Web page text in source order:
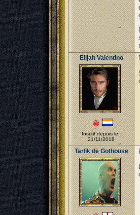
Elijah Valentino
Inscrit depuis le :
21/11/2018
Tarlik de Gothouse